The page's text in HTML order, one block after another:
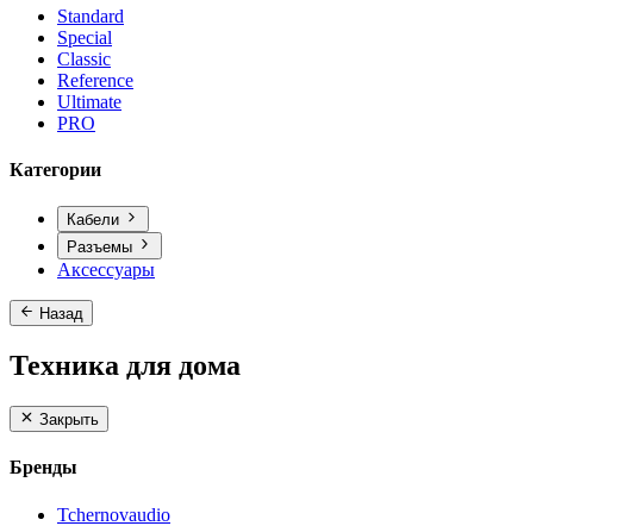
Standard
Special
Classic
Reference
Ultimate
PRO
Категории
Кабели
Разъемы
Аксессуары
Назад
Техника для дома
Закрыть
Бренды
Tchernovaudio